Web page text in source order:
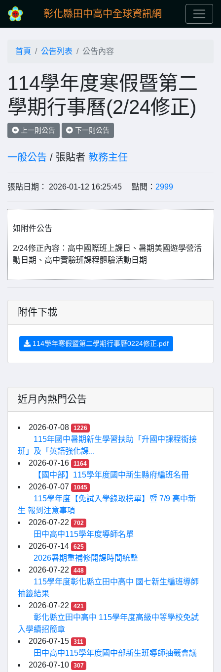
彰化縣田中高中全球資訊網
首頁 公告列表 公告內容
114學年度寒假暨第二
學期行事曆(2/24修正)
上一則公告 下一則公告
一般公告 / 張貼者 教務主任
張貼日期： 2026-01-12 16:25:45 點閱： 2999
如附件公告
2/24修正內容：高中國際班上課日、暑期美國遊學營活
動日期、高中實驗班課程體驗活動日期
附件下載
114學年寒假暨第二學期行事曆0224修正.pdf
近月內熱門公告
2026-07-08 1226
115年國中暑期新生學習扶助「升國中課程銜接
班」及「英語強化課...
2026-07-16
1164
【國中部】115學年度國中新生縣府編班名冊
2026-07-07
1045
115學年度【免試入學錄取榜單】暨 7/9 高中新
生 報到注意事項
2026-07-22
702
田中高中115學年度導師名單
2026-07-14
625
2026暑期重補修開課時間統整
2026-07-22
448
115學年度彰化縣立田中高中 國七新生編班導師
抽籤結果
2026-07-22
421
彰化縣立田中高中 115學年度高級中等學校免試
入學續招簡章
2026-07-15
311
田中高中115學年度國中部新生班導師抽籤會議
2026-07-10
307